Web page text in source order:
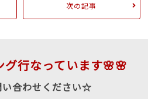
次の記事
行なっています🌸🌸
い合わせください☆